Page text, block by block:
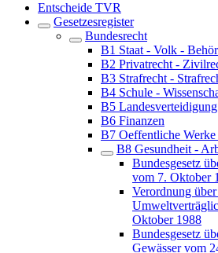
Entscheide TVR
Gesetzesregister
Bundesrecht
B1 Staat - Volk -
B2 Privatrecht -
B3 Strafrecht -
B4 Schule -
B5 Landesverteidigung
B6 Finanzen
B7 Oeffentliche
B8 Gesundheit -
Bundesgesetz
vom 7. Oktober
Verordnung
Oktober 1988
Bundesgesetz
Gewässer vom